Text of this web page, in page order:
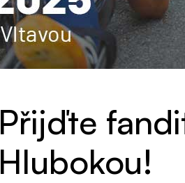
Přijďte
Hlubokou!